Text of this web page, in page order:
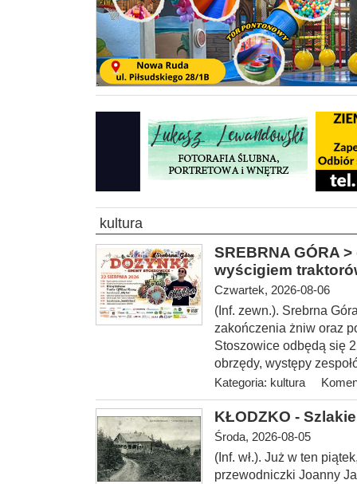
kultura
SREBRNA GÓRA
wyścigiem
Czwartek, 2026-08-06
(Inf. zewn.). Srebrna
zakończenia żniw oraz
Stoszowice odbędą się
obrzędy, występy
Kategoria: kultura
KŁODZKO -
Środa, 2026-08-05
(Inf. wł.). Już w ten
przewodniczki Joanny